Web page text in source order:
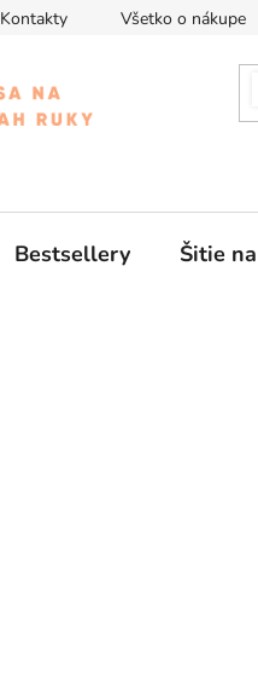
Kontakty Všetko o nákupe
Bestsellery Šitie